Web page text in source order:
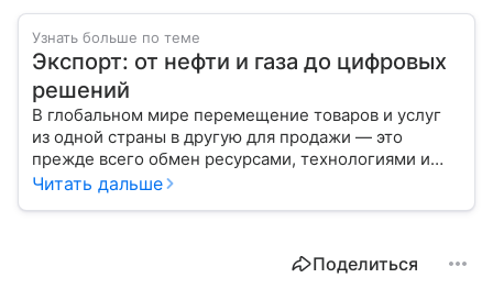
Узнать больше по теме
Экспорт: от нефти и газа до цифровых
решений
В глобальном мире перемещение товаров и услуг
из одной страны в другую для продажи — это
прежде всего обмен ресурсами, технологиями и
культурой. В статье разберем, как работает экспорт
Читать дальше
Поделиться